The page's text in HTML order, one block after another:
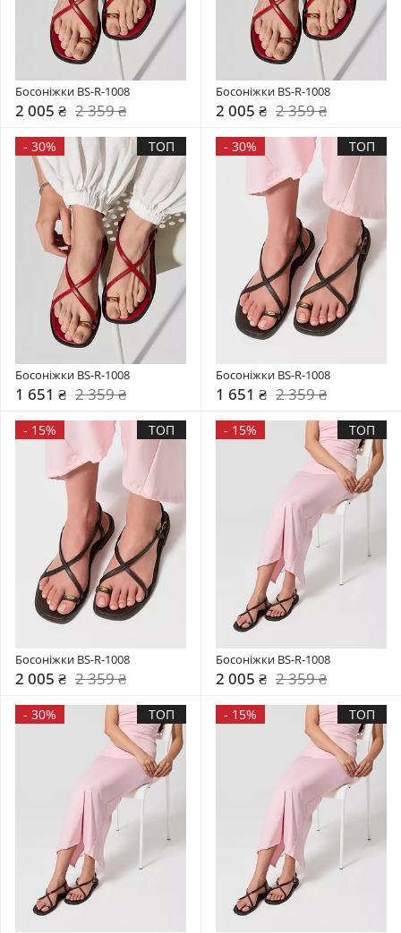
Босоніжки BS-R-1008
2 005 ₴ 2 359 ₴
Босоніжки BS-R-1008
2 005 ₴ 2 359 ₴
- 30% ТОП
Босоніжки BS-R-1008
1 651 ₴ 2 359 ₴
- 30% ТОП
Босоніжки BS-R-1008
1 651 ₴ 2 359 ₴
- 15% ТОП
Босоніжки BS-R-1008
2 005 ₴ 2 359 ₴
- 15% ТОП
Босоніжки BS-R-1008
2 005 ₴ 2 359 ₴
- 30% ТОП - 15% ТОП